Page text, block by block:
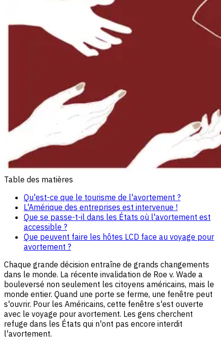
Table des matières
Qu'est-ce que le tourisme de l'avortement ?
L'Amérique des entreprises est intervenue !
Que se passe-t-il dans les États où l'avortement est
accessible ?
Que peuvent faire les hôtes LCD face au voyage pour
avortement ?
Chaque grande décision entraîne de grands changements
dans le monde. La récente invalidation de Roe v. Wade a
bouleversé non seulement les citoyens américains, mais le
monde entier. Quand une porte se ferme, une fenêtre peut
s'ouvrir. Pour les Américains, cette fenêtre s'est ouverte
avec le voyage pour avortement. Les gens cherchent
refuge dans les États qui n'ont pas encore interdit
l'avortement.